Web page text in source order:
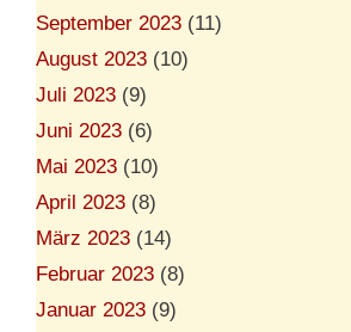
September 2023 (11)
August 2023 (10)
Juli 2023 (9)
Juni 2023 (6)
Mai 2023 (10)
April 2023 (8)
März 2023 (14)
Februar 2023 (8)
Januar 2023 (9)